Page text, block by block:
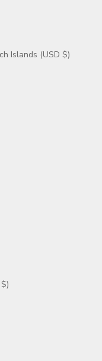
Islands (USD $)